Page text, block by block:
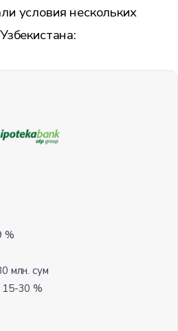
условия нескольких
%
млн. сум
15-30 %